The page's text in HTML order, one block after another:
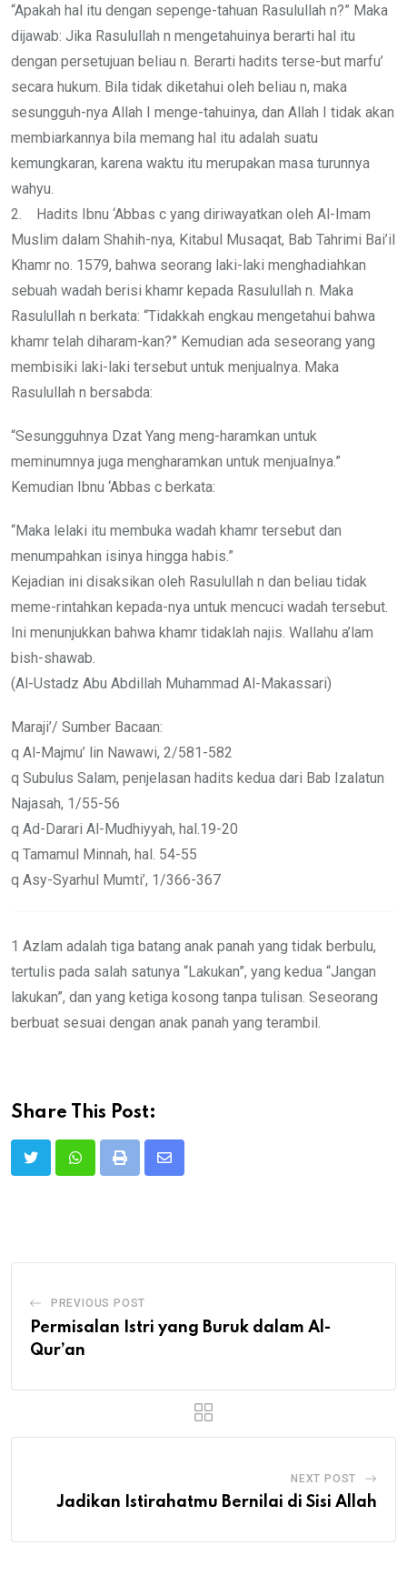
“Apakah hal itu dengan sepenge-tahuan Rasulullah n?” Maka
dijawab: Jika Rasulullah n mengetahuinya berarti hal itu
dengan persetujuan beliau n. Berarti hadits terse-but marfu’
secara hukum. Bila tidak diketahui oleh beliau n, maka
sesungguh-nya Allah I menge-tahuinya, dan Allah I tidak akan
membiarkannya bila memang hal itu adalah suatu
kemungkaran, karena waktu itu merupakan masa turunnya
wahyu.
2. Hadits Ibnu ‘Abbas c yang diriwayatkan oleh Al-Imam
Muslim dalam Shahih-nya, Kitabul Musaqat, Bab Tahrimi Bai’il
Khamr no. 1579, bahwa seorang laki-laki menghadiahkan
sebuah wadah berisi khamr kepada Rasulullah n. Maka
Rasulullah n berkata: “Tidakkah engkau mengetahui bahwa
khamr telah diharam-kan?” Kemudian ada seseorang yang
membisiki laki-laki tersebut untuk menjualnya. Maka
Rasulullah n bersabda:
“Sesungguhnya Dzat Yang meng-haramkan untuk
meminumnya juga mengharamkan untuk menjualnya.”
Kemudian Ibnu ‘Abbas c berkata:
“Maka lelaki itu membuka wadah khamr tersebut dan
menumpahkan isinya hingga habis.”
Kejadian ini disaksikan oleh Rasulullah n dan beliau tidak
meme-rintahkan kepada-nya untuk mencuci wadah tersebut.
Ini menunjukkan bahwa khamr tidaklah najis. Wallahu a’lam
bish-shawab.
(Al-Ustadz Abu Abdillah Muhammad Al-Makassari)
Maraji’/ Sumber Bacaan:
q Al-Majmu’ lin Nawawi, 2/581-582
q Subulus Salam, penjelasan hadits kedua dari Bab Izalatun
Najasah, 1/55-56
q Ad-Darari Al-Mudhiyyah, hal.19-20
q Tamamul Minnah, hal. 54-55
q Asy-Syarhul Mumti’, 1/366-367
1 Azlam adalah tiga batang anak panah yang tidak berbulu,
tertulis pada salah satunya “Lakukan”, yang kedua “Jangan
lakukan”, dan yang ketiga kosong tanpa tulisan. Seseorang
berbuat sesuai dengan anak panah yang terambil.
Share This Post:
Print
Share
PREVIOUS POST
Permisalan Istri yang Buruk dalam Al-
Qur’an
NEXT POST
Jadikan Istirahatmu Bernilai di Sisi Allah